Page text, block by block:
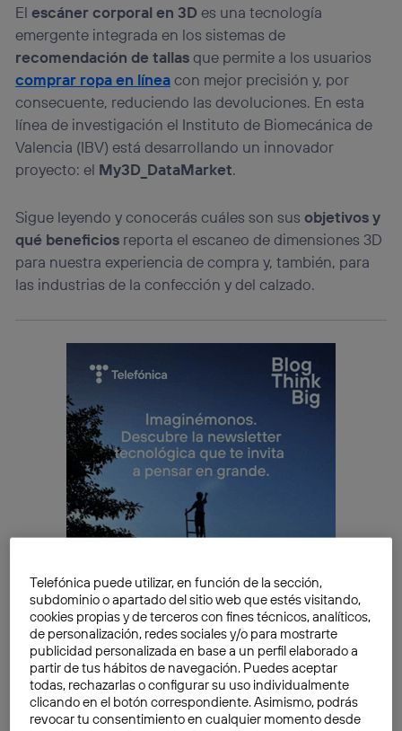
Elescáner corporal en 3D es una tecnología
emergente integrada en los sistemas de
recomendación de tallasque permite a los usuarios
comprar ropa en líneacon mejor precisión y, por
consecuente, reduciendo las devoluciones. En esta
línea de investigación el Instituto de Biomecánica de
Valencia (IBV) está desarrollando un innovador
proyecto: el My3D_DataMarket.
Sigue leyendo y conocerás cuáles son susobjetivos y
qué beneficios reporta el escaneo de dimensiones 3D
para nuestra experiencia de compra y, también, para
las industrias de la confección y del calzado.
Escáner corporal en 3D y los
sistemas de recomendación
Los sistemas de recomendación de tallas mediante
Telefónica puede utilizar, en función de la sección,
subdominio o apartado del sitio web que estés visitando,
cookies propias y de terceros con fines técnicos, analíticos,
de personalización, redes sociales y/o para mostrarte
publicidad personalizada en base a un perfil elaborado a
partir de tus hábitos de navegación. Puedes aceptar
todas, rechazarlas o configurar su uso individualmente
clicando en el botón correspondiente. Asimismo, podrás
revocar tu consentimiento en cualquier momento desde